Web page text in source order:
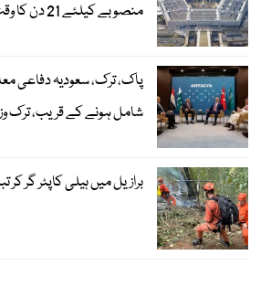
منصوبے کیلئے 21 دن کا وقت دے دیا
پاک، ترک، سعودیہ دفاعی
شامل ہونے کے قریب، ترک
برازیل میں ہیلی کاپٹر گر کر تباہ، 4 افراد